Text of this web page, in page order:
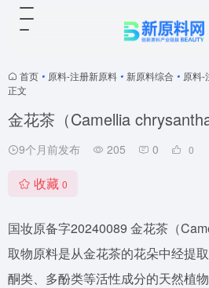
首页 • 原料-注册新原料 • 新原料综合 • 原料-
正文
金花茶（Camellia
9个月前发布 205 0 0
收藏 0
国妆原备字20240089 金花茶（
取物原料是从金花茶的花朵中经提
酮类、多酚类等活性成分的天然植物